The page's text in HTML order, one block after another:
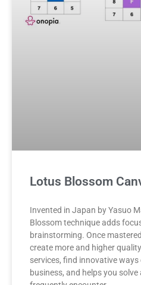
Lotus Blossom
Invented in Japan by Yasuo
Blossom technique adds
brainstorming. Once
create more and higher
services, find innovative
business, and helps you